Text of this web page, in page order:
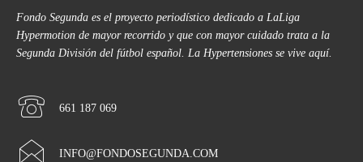
Fondo Segunda es el proyecto periodístico dedicado a LaLiga
Hypermotion de mayor recorrido y que con mayor cuidado trata a la
Segunda División del fútbol español. La Hypertensiones se vive aquí.
661 187 069
INFO@FONDOSEGUNDA.COM